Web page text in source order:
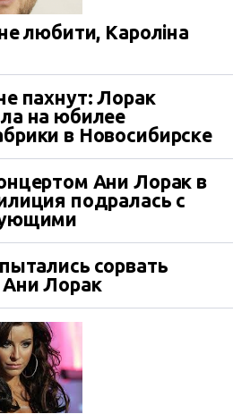
любити, Кароліна
пахнут: Лорак
на юбилее
в Новосибирске
Ани Лорак в
подралась с
сорвать
Ани Лорак